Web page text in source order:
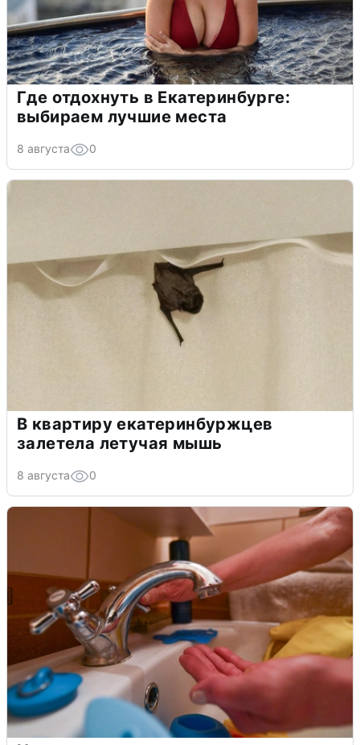
Где отдохнуть в Екатеринбурге:
выбираем лучшие места
8 августа 0
В квартиру екатеринбуржцев
залетела летучая мышь
8 августа 0